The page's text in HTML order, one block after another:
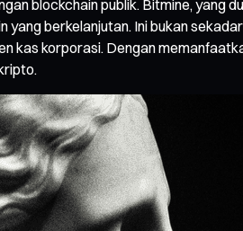
blockchain publik. Bitmine, yang
yang berkelanjutan. Ini bukan
kas korporasi. Dengan